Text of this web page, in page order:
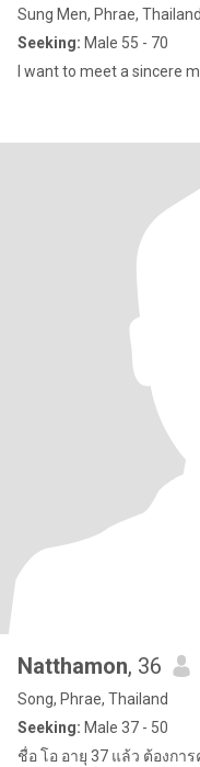
Sung Men, Phrae, Thailand
Seeking: Male 55 - 70
I want to meet a sincere
Natthamon, 36
Song, Phrae, Thailand
Seeking: Male 37 - 50
ชื่อ โอ อายุ 37 แล้ว ต้องกา